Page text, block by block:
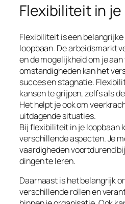
Flexibiliteit in
Flexibiliteit is een
loopbaan. De arbeidsmarkt
en de mogelijkheid om je
omstandigheden kan het
succes en stagnatie.
kansen te grijpen, zelfs als
Het helpt je ook om
uitdagende situaties.
Bij flexibiliteit in je loopbaan
verschillende aspecten. Je
vaardigheden voortdurend
dingen te leren.
Daarnaast is het belangrijk
verschillende rollen en